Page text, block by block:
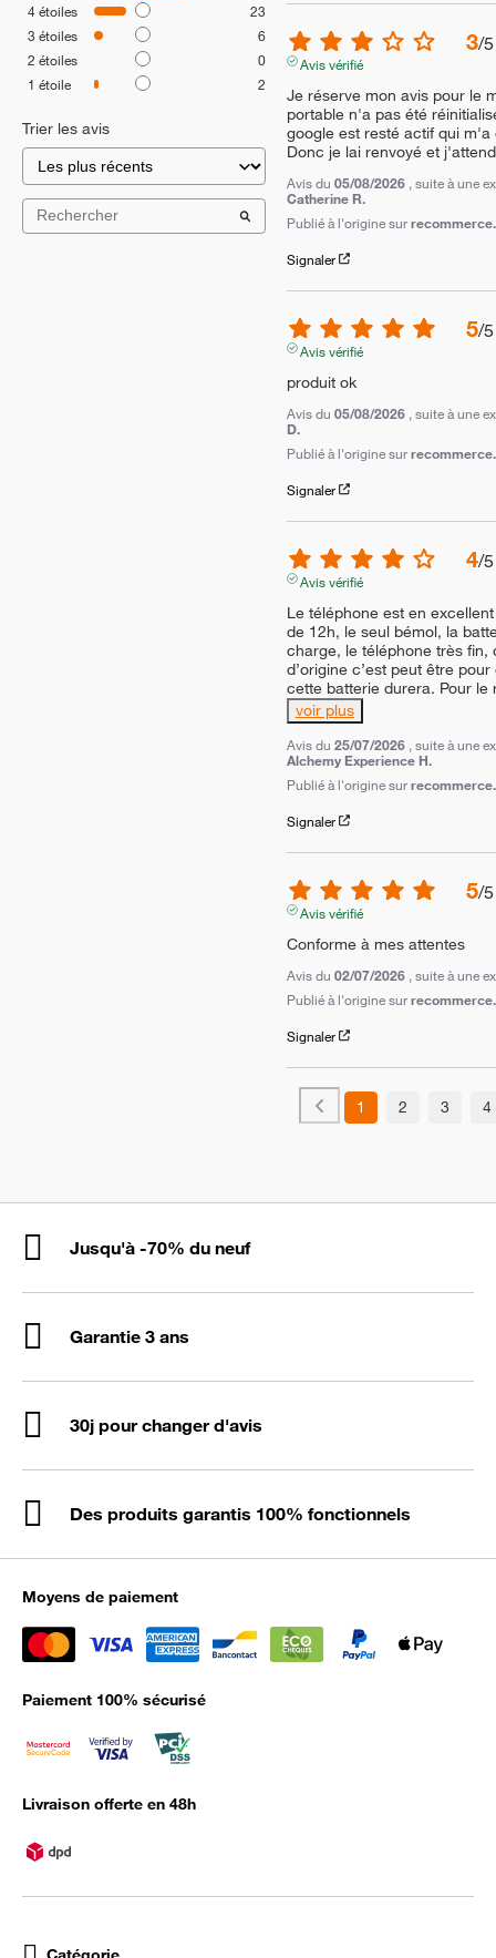
4étoiles
23
3 étoiles
6
2 étoiles
0
1 étoile 2
Trier les avis
3/5
Avis vérifié
Je réserve mon avis pour le
portable n'a pas été
google est resté actif qui
Donc je lai renvoyé et
Avis du 05/08/2026 , suite à une
Catherine R.
Publié à l'origine sur
Signaler
5/5
Avis vérifié
produit ok
Avis du 05/08/2026 , suite à une
D.
Publié à l'origine sur
Signaler
4/5
Avis vérifié
Le téléphone est en
de 12h, le seul bémol, la
charge, le téléphone très fin,
d’origine c’est peut être
cette batterie durera. Pour le
voir plus
Avis du 25/07/2026 , suite à une
Alchemy Experience H.
Publié à l'origine sur
Signaler
5/5
Avis vérifié
Conforme à mes attentes
Avis du 02/07/2026 , suite à une
Publié à l'origine sur
Signaler
1 2 3 4
Jusqu'à -70% du neuf
Garantie 3 ans
30j pour changer d'avis
Des produits garantis 100% fonctionnels
Moyens de paiement
Paiement 100% sécurisé
Livraison offerte en 48h